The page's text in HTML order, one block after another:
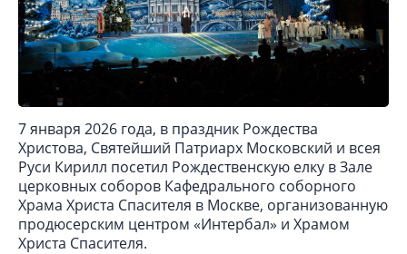
7 января 2026 года, в праздник Рождества
Христова, Святейший Патриарх Московский и всея
Руси Кирилл посетил Рождественскую елку в Зале
церковных соборов Кафедрального соборного
Храма Христа Спасителя в Москве, организованную
продюсерским центром «Интербал» и Храмом
Христа Спасителя.